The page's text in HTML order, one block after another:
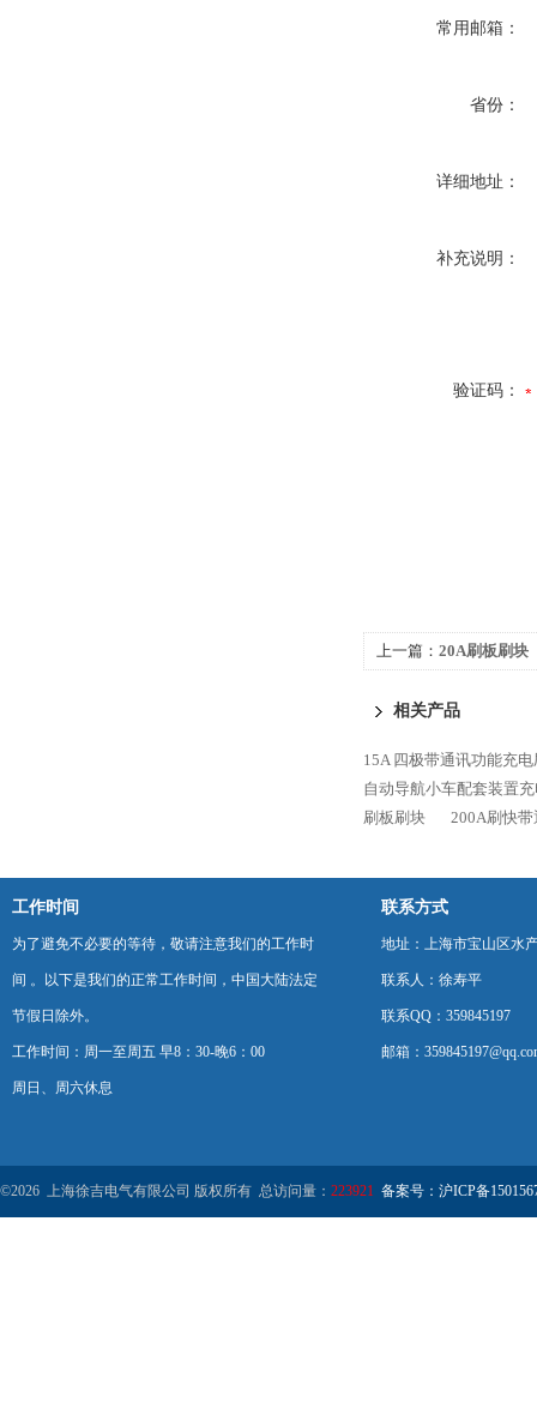
常用邮箱：
省份：
详细地址：
补充说明：
验证码：
上一篇： 20A刷板刷块
相关产品
15A 四极带通讯功能充
自动导航小车配套装置
刷板刷块
200A刷快
工作时间
为了避免不必要的等待，敬请注意我们的工作时
间 。以下是我们的正常工作时间，中国大陆法定
节假日除外。
工作时间：周一至周五 早8：30-晚6：00
周日、周六休息
联系方式
地址：上海市宝山区水
联系人：徐寿平
联系QQ：359845197
邮箱：
©2026 上海徐吉电气有限公司 版权所有 总访问量： 223921 备案号：沪ICP备